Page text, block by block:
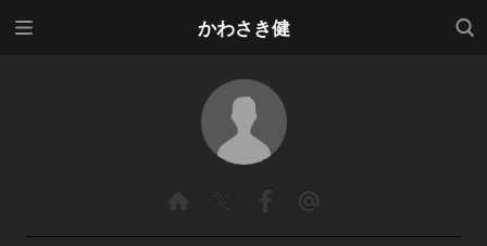
かわさき健
検索